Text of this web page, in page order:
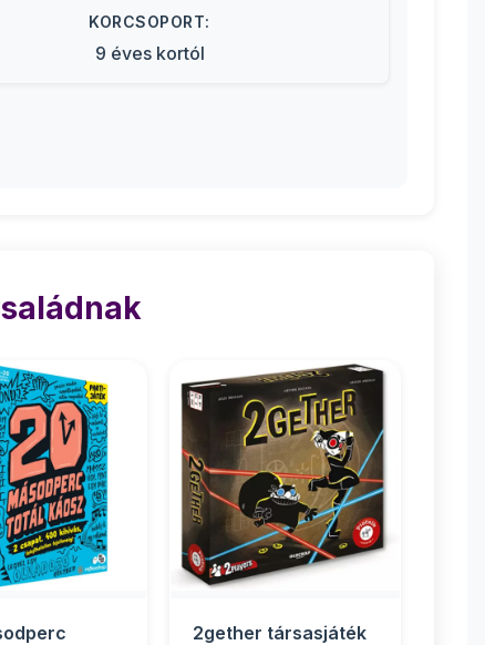
KORCSOPORT:
9 éves kortól
2gether társasjáték